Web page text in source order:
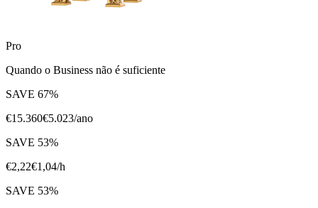
Pro
Quando o Business não é suficiente
SAVE 67%
€15.360€5.023/ano
SAVE 53%
€2,22€1,04/h
SAVE 53%